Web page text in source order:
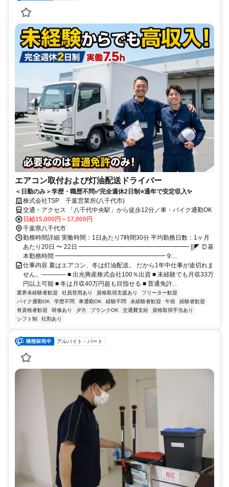
エアコン取付および灯油配送ドライバー
＜日勤のみ＞学歴・職歴不問✅完全週休2日制⭐通年で安定収入✨
株式会社TSP 千葉営業所(八千代市)
交通・アクセス 「八千代中央駅」から徒歩12分／車・バイク通勤OK
日給15,000円～17,000円
千葉県八千代市
勤務時間詳細 実働時間：1日あたり7時間30分 平均勤務日数：1ヶ月
あたり20日 〜 22日 ━━━━━━━━━━━━━━━━━━ ||◤ ⏰基
本勤務時間 ━━━━━━━━━━━━━━━━━━ 9:...
仕事内容 夏はエアコン、冬は灯油配送。 だから1年中仕事が途切れま
せん。―――― ■ 出光興産株式会社100％出資 ■ 未経験でも月収33万
円以上可能 ■ 冬は月収40万円超も目指せる ■ 普通免許...
業界未経験者歓迎 社員登用あり 資格取得支援あり
フリーター歓迎
バイク通勤OK
学歴不問 車通勤OK 経験不問 未経験者歓迎 午前
経験者歓迎
有資格者歓迎
研修あり 夕方 ブランクOK 交通費支給
資格取得手当あり
シフト制
社割あり
アルバイト・パート